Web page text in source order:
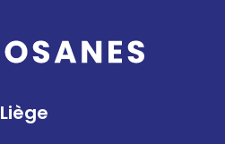
Liège